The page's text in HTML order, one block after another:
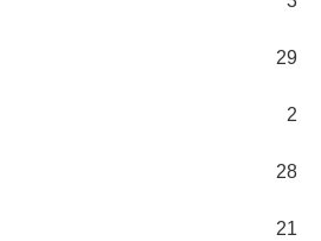
29
2
28
21